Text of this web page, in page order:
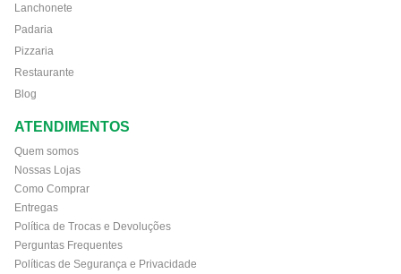
Lanchonete
Padaria
Pizzaria
Restaurante
Blog
ATENDIMENTOS
Quem somos
Nossas Lojas
Como Comprar
Entregas
Política de Trocas e Devoluções
Perguntas Frequentes
Políticas de Segurança e Privacidade